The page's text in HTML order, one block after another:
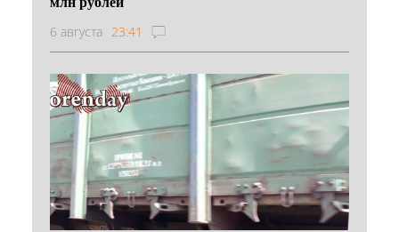
6 августа 23:41